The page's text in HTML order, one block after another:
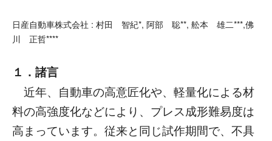
日産自動車株式会社 : 村田 智紀*, 阿部 聡**, 舩本 雄二***,佛
川 正哲****
１．諸言
近年、自動車の高意匠化や、軽量化による材
料の高強度化などにより、プレス成形難易度は
高まっています。従来と同じ試作期間で、不具